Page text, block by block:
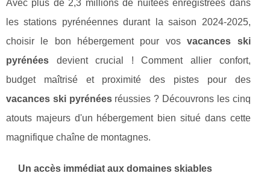
Avec plus de 2,3 millions de nuitées enregistrées dans
les stations pyrénéennes durant la saison 2024-2025,
choisir le bon hébergement pour vosvacances ski
pyrénées devient crucial ! Comment allier confort,
budget maîtrisé et proximité des pistes pour des
vacances ski pyrénéesréussies ? Découvrons les cinq
atouts majeurs d'un hébergement bien situé dans cette
magnifique chaîne de montagnes.
Un accès immédiat aux domaines skiables